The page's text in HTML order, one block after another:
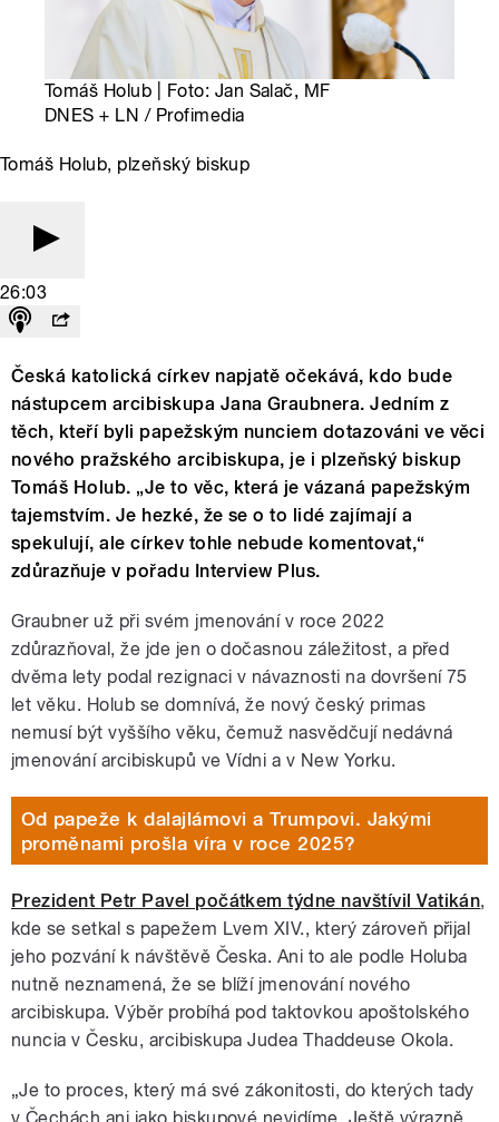
Tomáš Holub | Foto: Jan Salač, MF
DNES + LN / Profimedia
Tomáš Holub, plzeňský biskup
26:03
Česká katolická církev napjatě očekává, kdo bude
nástupcem arcibiskupa Jana Graubnera. Jedním z
těch, kteří byli papežským nunciem dotazováni ve věci
nového pražského arcibiskupa, je i plzeňský biskup
Tomáš Holub. „Je to věc, která je vázaná papežským
tajemstvím. Je hezké, že se o to lidé zajímají a
spekulují, ale církev tohle nebude komentovat,“
zdůrazňuje v pořadu Interview Plus.
Graubner už při svém jmenování v roce 2022
zdůrazňoval, že jde jen o dočasnou záležitost, a před
dvěma lety podal rezignaci v návaznosti na dovršení 75
let věku. Holub se domnívá, že nový český primas
nemusí být vyššího věku, čemuž nasvědčují nedávná
jmenování arcibiskupů ve Vídni a v New Yorku.
Od papeže k dalajlámovi a Trumpovi. Jakými
proměnami prošla víra v roce 2025?
Prezident Petr Pavel počátkem týdne navštívil Vatikán,
kde se setkal s papežem Lvem XIV., který zároveň přijal
jeho pozvání k návštěvě Česka. Ani to ale podle Holuba
nutně neznamená, že se blíží jmenování nového
arcibiskupa.Výběr probíhá pod taktovkou apoštolského
nuncia v Česku, arcibiskupa Judea Thaddeuse Okola.
„Je to proces, který má své zákonitosti, do kterých tady